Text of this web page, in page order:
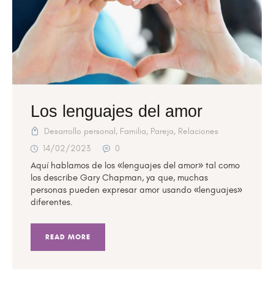
Los lenguajes del amor
Desarrollo personal, Familia, Pareja, Relaciones
14/02/2023
0
Aquí hablamos de los «lenguajes del amor» tal como
los describe Gary Chapman, ya que, muchas
personas pueden expresar amor usando «lenguajes»
diferentes.
READ MORE